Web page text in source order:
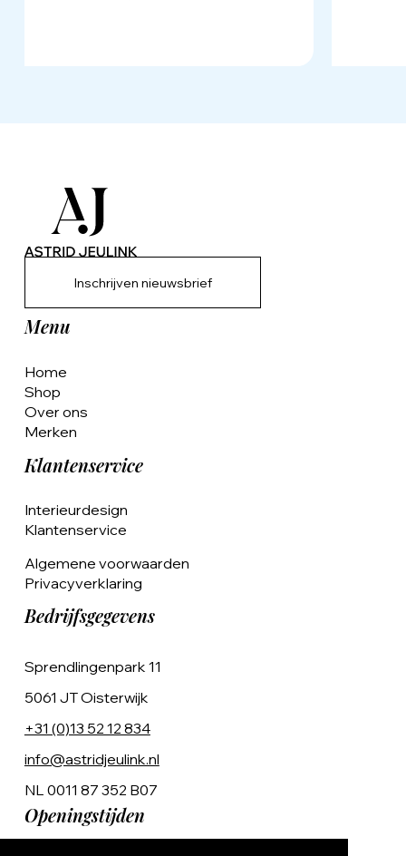
Inschrijven nieuwsbrief
Menu
Home
Shop
Over ons
Merken
Klantenservice
Interieurdesign
Klantenservice
Algemene voorwaarden
Privacyverklaring
Bedrijfsgegevens
Sprendlingenpark 11
5061 JT Oisterwijk
+31 (0)13 52 12 834
info@astridjeulink.nl
NL 0011 87 352 B07
Openingstijden